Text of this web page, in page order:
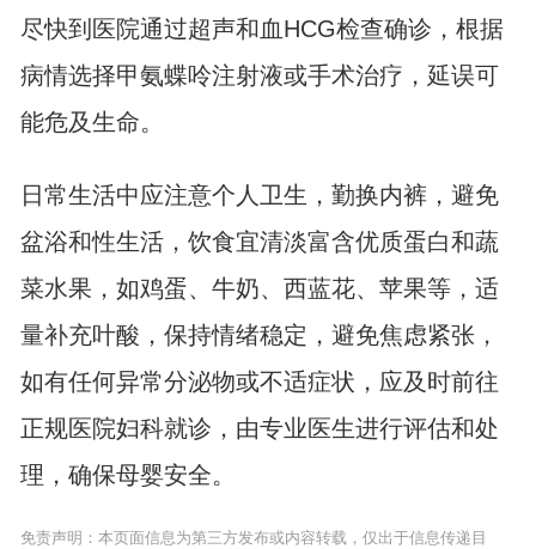
尽快到医院通过超声和血HCG检查确诊，根据
病情选择甲氨蝶呤注射液或手术治疗，延误可
能危及生命。
日常生活中应注意个人卫生，勤换内裤，避免
盆浴和性生活，饮食宜清淡富含优质蛋白和蔬
菜水果，如鸡蛋、牛奶、西蓝花、苹果等，适
量补充叶酸，保持情绪稳定，避免焦虑紧张，
如有任何异常分泌物或不适症状，应及时前往
正规医院妇科就诊，由专业医生进行评估和处
理，确保母婴安全。
免责声明：本页面信息为第三方发布或内容转载，仅出于信息传递目